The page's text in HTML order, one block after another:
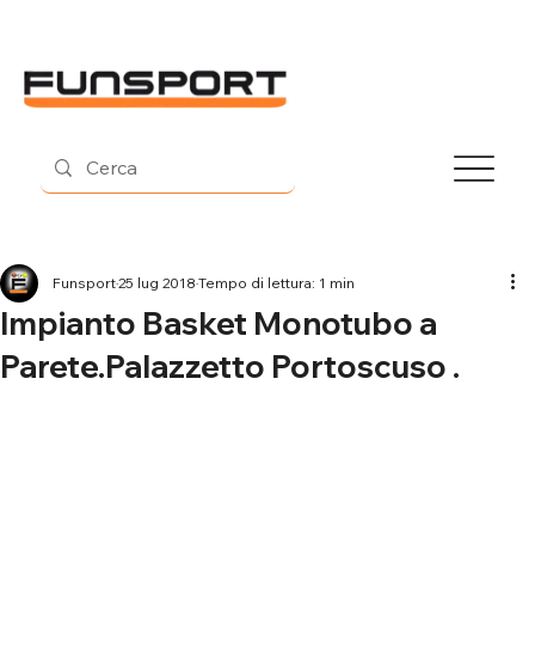
Impianto Basket Monotubo a
Parete.Palazzetto Portoscuso .
Funsport25 lug 2018 Tempo di lettura: 1 min